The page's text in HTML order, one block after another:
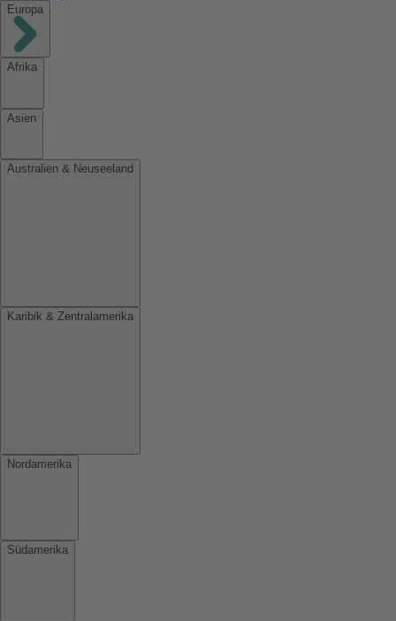
Europa
Afrika
Asien
Australien & Neuseeland
Karibik & Zentralamerika
Nordamerika
Südamerika